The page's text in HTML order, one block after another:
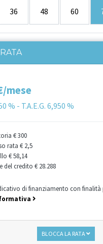
36 48 60
mese
% - T.A.E.G. 6,950 %
€ 300
rata € 2,5
€ 58,14
del credito € 28.288
di finanziamento con
BLOCCA LA RATA